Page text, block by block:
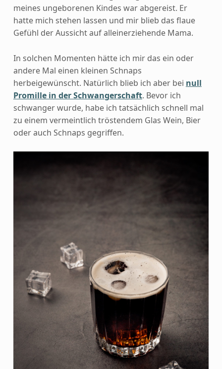
meines ungeborenen Kindes war abgereist. Er
hatte mich stehen lassen und mir blieb das flaue
Gefühl der Aussicht auf alleinerziehende Mama.
In solchen Momenten hätte ich mir das ein oder
andere Mal einen kleinen Schnaps
herbeigewünscht. Natürlich blieb ich aber bei null
Promille in der Schwangerschaft. Bevor ich
schwanger wurde, habe ich tatsächlich schnell mal
zu einem vermeintlich tröstendem Glas Wein, Bier
oder auch Schnaps gegriffen.